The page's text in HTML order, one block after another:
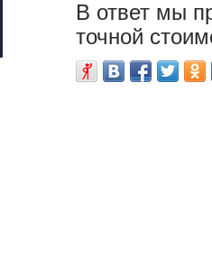
В ответ мы
точной